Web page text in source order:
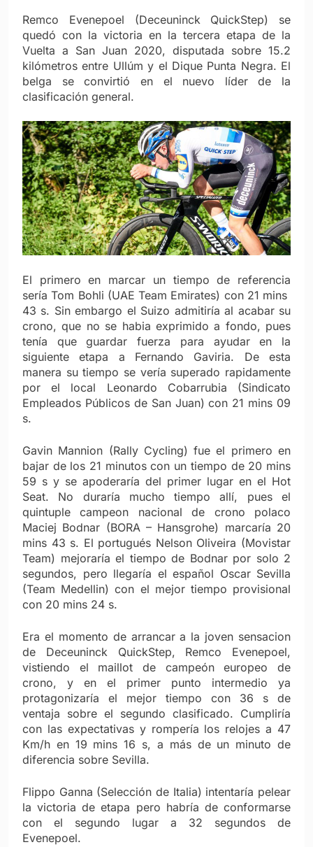
Remco Evenepoel (Deceuninck QuickStep) se
quedó con la victoria en la tercera etapa de la
Vuelta a San Juan 2020, disputada sobre 15.2
kilómetros entre Ullúm y el Dique Punta Negra. El
belga se convirtió en el nuevo líder de la
clasificación general.
El primero en marcar un tiempo de referencia
sería Tom Bohli (UAE Team Emirates) con 21 mins
43 s. Sin embargo el Suizo admitiría al acabar su
crono, que no se habia exprimido a fondo, pues
tenía que guardar fuerza para ayudar en la
siguiente etapa a Fernando Gaviria. De esta
manera su tiempo se vería superado rapidamente
por el local Leonardo Cobarrubia (Sindicato
Empleados Públicos de San Juan) con 21 mins 09
s.
Gavin Mannion (Rally Cycling) fue el primero en
bajar de los 21 minutos con un tiempo de 20 mins
59 s y se apoderaría del primer lugar en el Hot
Seat. No duraría mucho tiempo allí, pues el
quintuple campeon nacional de crono polaco
Maciej Bodnar (BORA – Hansgrohe) marcaría 20
mins 43 s. El portugués Nelson Oliveira (Movistar
Team) mejoraría el tiempo de Bodnar por solo 2
segundos, pero llegaría el español Oscar Sevilla
(Team Medellin) con el mejor tiempo provisional
con 20 mins 24 s.
Era el momento de arrancar a la joven sensacion
de Deceuninck QuickStep, Remco Evenepoel,
vistiendo el maillot de campeón europeo de
crono, y en el primer punto intermedio ya
protagonizaría el mejor tiempo con 36 s de
ventaja sobre el segundo clasificado. Cumpliría
con las expectativas y rompería los relojes a 47
Km/h en 19 mins 16 s, a más de un minuto de
diferencia sobre Sevilla.
Flippo Ganna (Selección de Italia) intentaría pelear
la victoria de etapa pero habría de conformarse
con el segundo lugar a 32 segundos de
Evenepoel.